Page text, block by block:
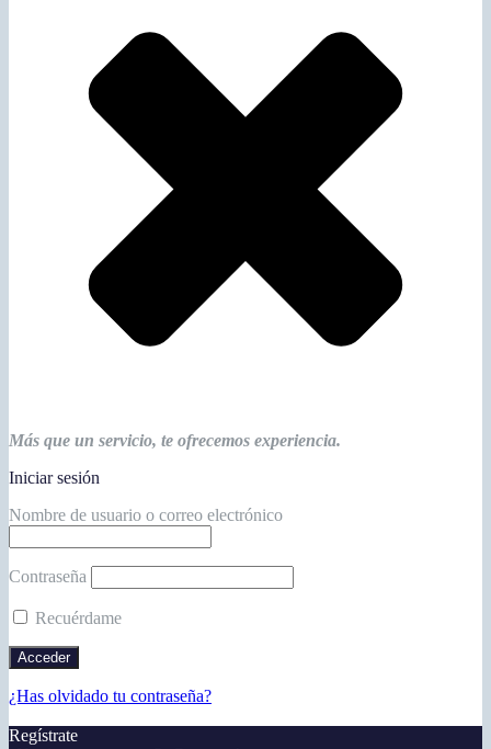
Más que un servicio, te ofrecemos experiencia.
Iniciar sesión
Nombre de usuario o correo electrónico
Contraseña
Recuérdame
¿Has olvidado tu contraseña?
Regístrate